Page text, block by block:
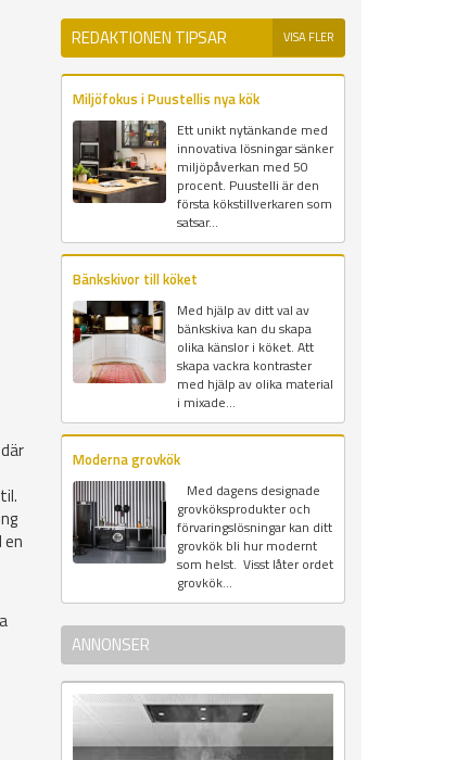
en
REDAKTIONEN TIPSAR VISA FLER
Miljöfokus i Puustellis nya kök
Ett unikt nytänkande med
innovativa lösningar sänker
miljöpåverkan med 50
procent. Puustelli är den
första kökstillverkaren som
satsar...
Bänkskivor till köket
Med hjälp av ditt val av
bänkskiva kan du skapa
olika känslor i köket. Att
skapa vackra kontraster
med hjälp av olika material
i mixade...
Moderna grovkök
Med dagens designade
grovköksprodukter och
förvaringslösningar kan ditt
grovkök bli hur modernt
som helst. Visst låter ordet
grovkök...
ANNONSER